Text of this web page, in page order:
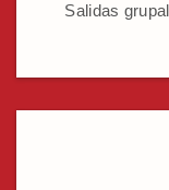
Salidas